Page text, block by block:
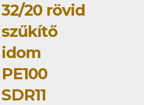
32/20 rövid
szűkítő
idom
PE100
SDR11